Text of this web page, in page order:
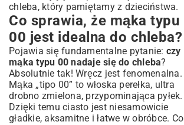
rozwiązania
Jak uzyskać idealną chrupiącą skórkę?
Wariacje na temat chleba z mąki typu 00
Chleb z dodatkami: zioła, ser, suszone
pomidory
Wersja bez wyrabiania dla zabieganych
piekarzy
Przechowywanie domowego chleba, aby
dłużej zachował świeżość
chleba, który pamiętamy z dzieciństwa.
Co sprawia, że mąka typu
00 jest idealna do chleba?
Pojawia się fundamentalne pytanie: czy
mąka typu 00 nadaje się do chleba?
Absolutnie tak! Wręcz jest fenomenalna.
Mąka „tipo 00” to włoska perełka, ultra
drobno zmielona, przypominająca pyłek.
Dzięki temu ciasto jest niesamowicie
gładkie, aksamitne i łatwe w obróbce. Co